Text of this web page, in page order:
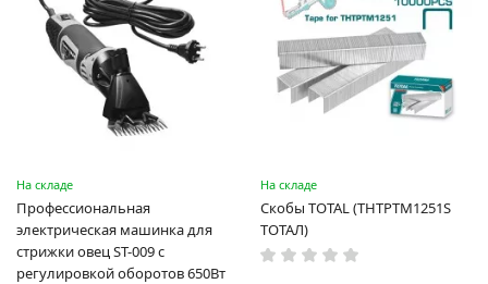
На складе
Профессиональная
электрическая машинка для
стрижки овец ST-009 с
регулировкой оборотов 650Вт
На складе
Скобы TOTAL (THTPTM1251S
ТОТАЛ)